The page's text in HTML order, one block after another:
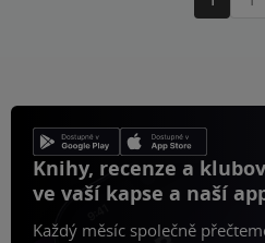
Přejít
Knihy, recenze a
ve vaší kapse a naší
Každý měsíc společně